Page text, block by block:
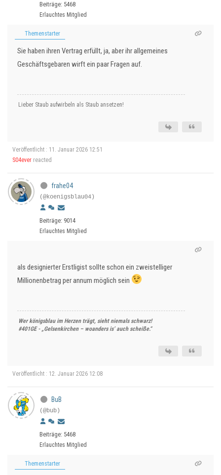
Beiträge: 5468
Erlauchtes Mitglied
Themenstarter
Sie haben ihren Vertrag erfüllt, ja, aber ihr allgemeines
Geschäftsgebaren wirft ein paar Fragen auf.
Lieber Staub aufwirbeln als Staub ansetzen!
Veröffentlicht : 11. Januar 2026 12:51
S04ever reacted
frahe04
(@koenigsblau04)
Beiträge: 9014
Erlauchtes Mitglied
als designierter Erstligist sollte schon ein zweistelliger
Millionenbetrag per annum möglich sein
Wer königsblau im Herzen trägt, sieht niemals schwarz!
#401GE - „Gelsenkirchen – woanders is’ auch scheiße.“
Veröffentlicht : 12. Januar 2026 12:08
BuB
(@bub)
Beiträge: 5468
Erlauchtes Mitglied
Themenstarter